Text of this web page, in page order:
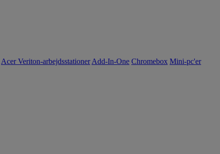
Acer Veriton-arbejdsstationer Add-In-One Chromebox Mini-pc'er